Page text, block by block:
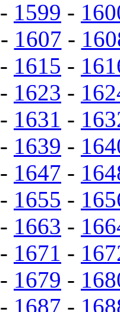
- 1599 -
- 1607 -
- 1615 -
- 1623 -
- 1631 -
- 1639 -
- 1647 -
- 1655 -
- 1663 -
- 1671 -
- 1679 -
- 1687 -